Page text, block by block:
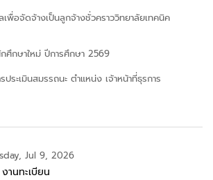
พื่อจัดจ้างเป็นลูกจ้างชั่วคราววิทยาลัยเทคนิค
ศึกษาใหม่ ปีการศึกษา 2569
ประเมินสมรรถนะ ตำแหน่ง เจ้าหน้าที่ธุรการ
Jul 9, 2026
านทะเบียน